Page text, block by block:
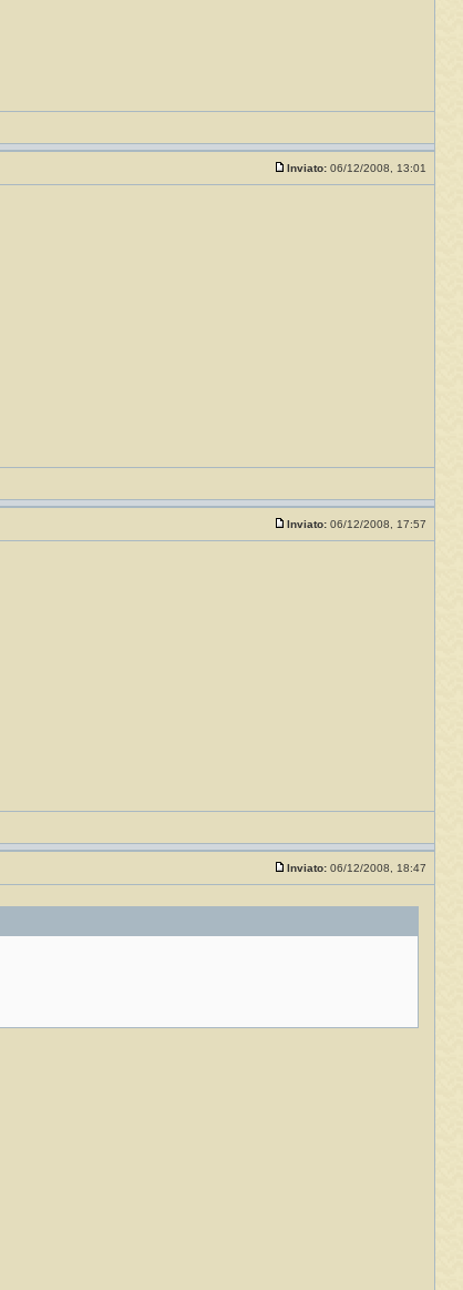
Inviato: 06/12/2008, 13:01
Inviato: 06/12/2008, 17:57
Inviato: 06/12/2008, 18:47